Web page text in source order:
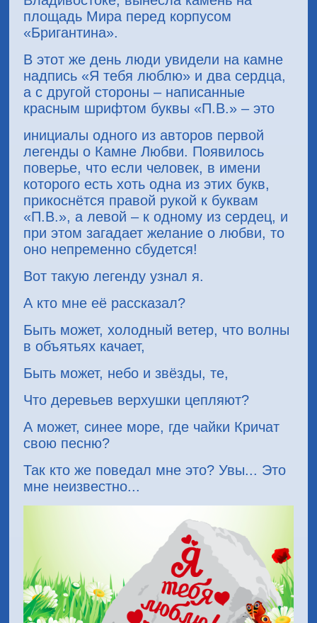
площадь Мира перед корпусом
«Бригантина».
В этот же день люди увидели на камне
надпись «Я тебя люблю» и два сердца,
а с другой стороны – написанные
красным шрифтом буквы «П.В.» – это
инициалы одного из авторов первой
легенды о Камне Любви. Появилось
поверье, что если человек, в имени
которого есть хоть одна из этих букв,
прикоснётся правой рукой к буквам
«П.В.», а левой – к одному из сердец, и
при этом загадает желание о любви, то
оно непременно сбудется!
Вот такую легенду узнал я.
А кто мне её рассказал?
Быть может, холодный ветер, что волны
в объятьях качает,
Быть может, небо и звёзды, те,
Что деревьев верхушки цепляют?
А может, синее море, где чайки Кричат
свою песню?
Так кто же поведал мне это? Увы... Это
мне неизвестно...